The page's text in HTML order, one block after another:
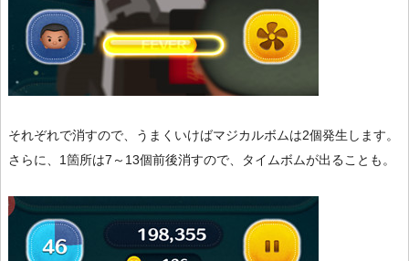
それぞれで消すので、うまくいけばマジカルボムは2個発生します。
さらに、1箇所は7～13個前後消すので、タイムボムが出ることも。